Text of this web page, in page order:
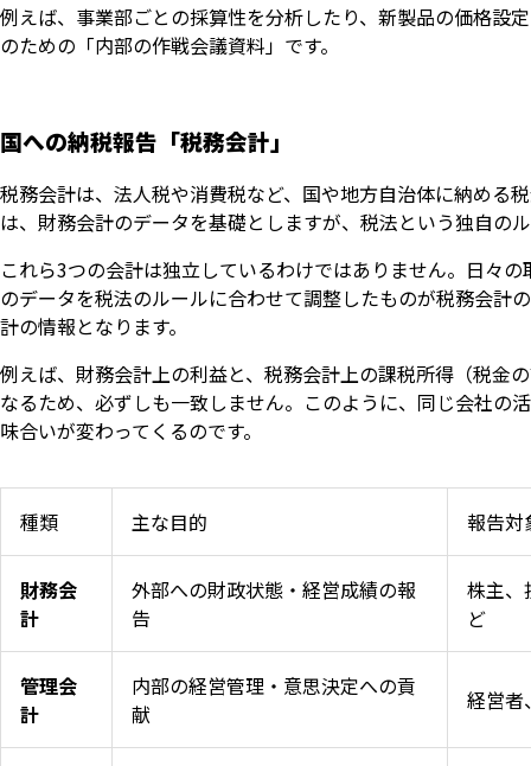
例えば、事業部ごとの採算性を分析したり、新製品の価格設
のための「内部の作戦会議資料」です。
国への納税報告「税務会計」
税務会計は、法人税や消費税など、国や地方自治体に納める
は、財務会計のデータを基礎としますが、税法という独自の
これら3つの会計は独立しているわけではありません。日々
のデータを税法のルールに合わせて調整したものが税務会計
計の情報となります。
例えば、財務会計上の利益と、税務会計上の課税所得（税金
なるため、必ずしも一致しません。このように、同じ会社の
味合いが変わってくるのです。
種類 主な目的 報告対
財務会
計
外部への財政状態・経営成績の報
告
株主、
ど
管理会
計
内部の経営管理・意思決定への貢
献
経営者